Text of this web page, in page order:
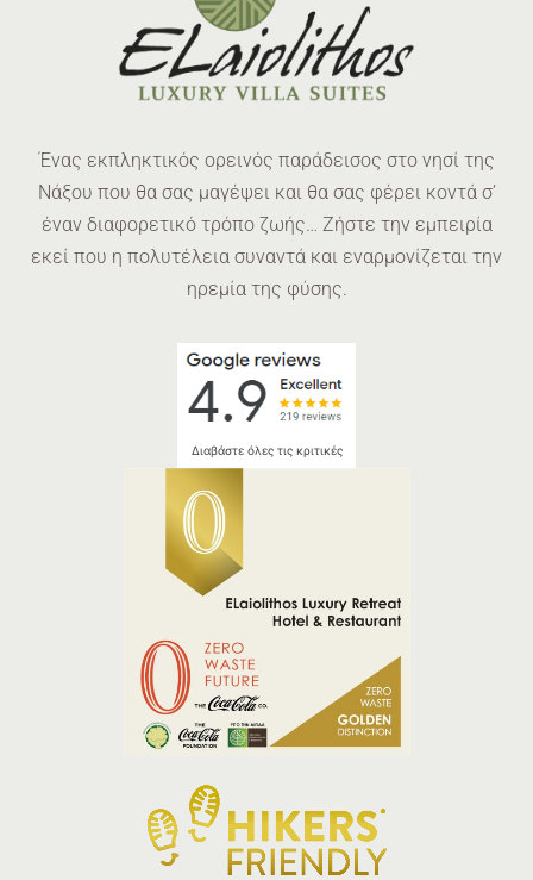
Ένας εκπληκτικός ορεινός παράδεισος στο νησί της
Νάξου που θα σας μαγέψει και θα σας φέρει κοντά σ’
έναν διαφορετικό τρόπο ζωής… Ζήστε την εμπειρία
εκεί που η πολυτέλεια συναντά και εναρμονίζεται την
ηρεμία της φύσης.
Διαβάστε όλες τις κριτικές